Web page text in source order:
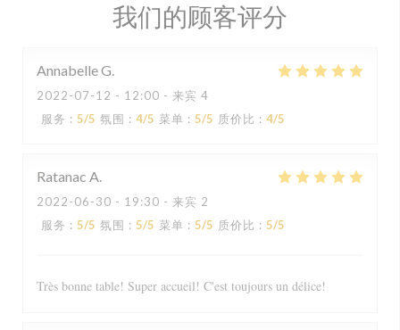
我们的顾客评分
AnnabelleG
2022-07-12 - 12:00 - 来宾 4
服务 : 5/5 氛围 : 4/5 菜单 : 5/5 质价比 : 4/5
Ratanac A
2022-06-30 - 19:30 - 来宾 2
服务 : 5/5 氛围 : 5/5 菜单 : 5/5 质价比 : 5/5
Très bonne table! Super accueil! C'est toujours un délice!